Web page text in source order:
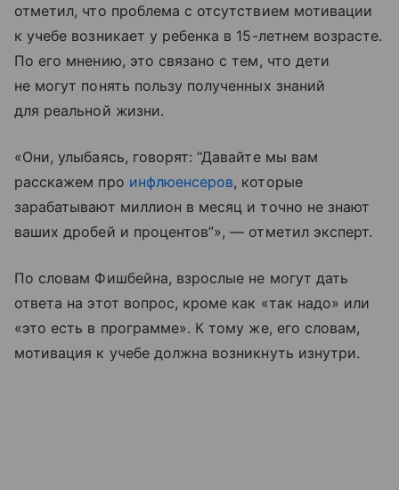
отметил, что проблема с отсутствием мотивации
к учебе возникает у ребенка в 15-летнем возрасте.
По его мнению, это связано с тем, что дети
не могут понять пользу полученных знаний
для реальной жизни.
«Они, улыбаясь, говорят: “Давайте мы вам
расскажем про инфлюенсеров, которые
зарабатывают миллион в месяц и точно не знают
ваших дробей и процентов”», — отметил эксперт.
По словам Фишбейна, взрослые не могут дать
ответа на этот вопрос, кроме как «так надо» или
«это есть в программе». К тому же, его словам,
мотивация к учебе должна возникнуть изнутри.